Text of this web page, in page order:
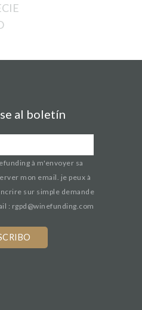
al boletín
à m'envoyer sa
mon email. je peux à
sur simple demande
: rgpd@winefunding.com